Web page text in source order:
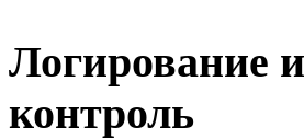
Логирование и
контроль